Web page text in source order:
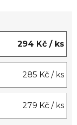
294 Kč / ks
285 Kč / ks
279 Kč / ks